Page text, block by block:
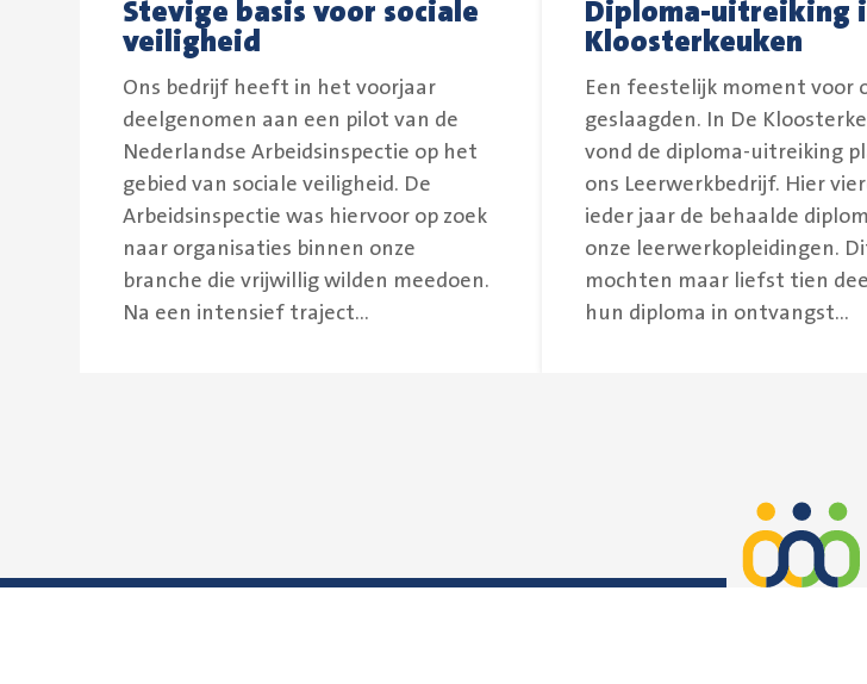
Stevige basis voor sociale
veiligheid
Ons bedrijf heeft in het voorjaar
deelgenomen aan een pilot van de
Nederlandse Arbeidsinspectie op het
gebied van sociale veiligheid. De
Arbeidsinspectie was hiervoor op zoek
naar organisaties binnen onze
branche die vrijwillig wilden meedoen.
Na een intensief traject...
Diploma-uitreiking
Kloosterkeuken
Een feestelijk moment voor
geslaagden. In De
vond de diploma-uitreiking
ons Leerwerkbedrijf. Hier
ieder jaar de behaalde
onze leerwerkopleidingen.
mochten maar liefst tien
hun diploma in ontvangst...